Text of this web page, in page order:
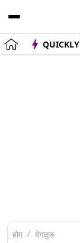
QUICKLY
होम बेंगळुरू